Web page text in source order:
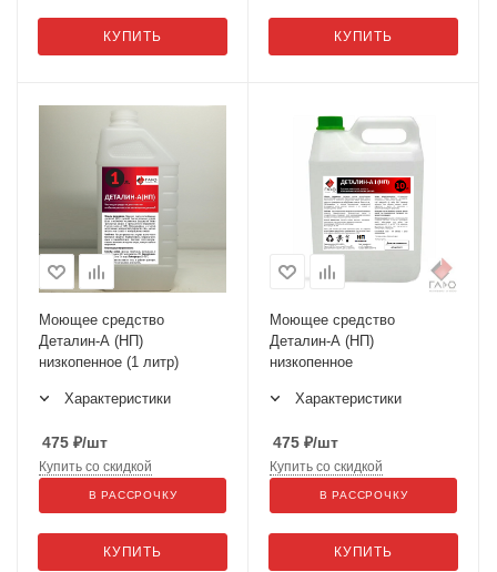
КУПИТЬ КУПИТЬ
Моющее средство
Деталин-А (НП)
низкопенное (1 литр)
Характеристики
475 ₽/шт
КУПИТЬ
Купить со скидкой
В РАССРОЧКУ
Моющее средство
Деталин-А (НП)
низкопенное
Характеристики
475 ₽/шт
КУПИТЬ
Купить со скидкой
В РАССРОЧКУ